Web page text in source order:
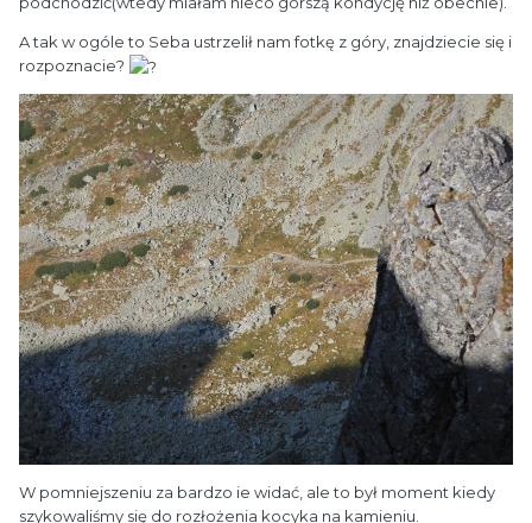
A tak w ogóle to Seba ustrzelił nam fotkę z góry, znajdziecie się i
rozpoznacie?
W pomniejszeniu za bardzo ie widać, ale to był moment kiedy
szykowaliśmy się do rozłożenia kocyka na kamieniu.